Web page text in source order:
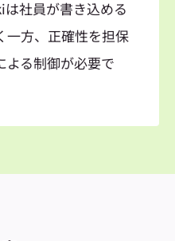
社員が書き込める
一方、正確性を担保
よる制御が必要で